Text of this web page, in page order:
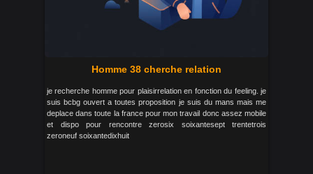
Homme 38 cherche relation
je recherche homme pour plaisirrelation en fonction du feeling. je
suis bcbg ouvert a toutes proposition je suis du mans mais me
deplace dans toute la france pour mon travail donc assez mobile
et dispo pour rencontre zerosix soixantesept trentetrois
zeroneuf soixantedixhuit